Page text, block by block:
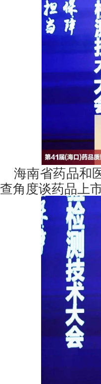
海南省药品和
查角度谈药品上